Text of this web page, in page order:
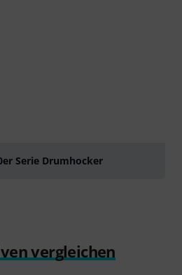
Serie Drumhocker
vergleichen